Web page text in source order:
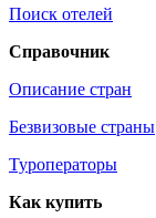
Поиск отелей
Справочник
Описание стран
Безвизовые страны
Туроператоры
Как купить